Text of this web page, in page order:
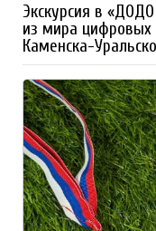
Экскурсия в
из мира цифровых
Каменска-